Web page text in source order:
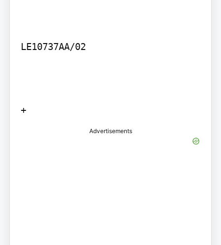
LE10737AA/02
+
Advertisements